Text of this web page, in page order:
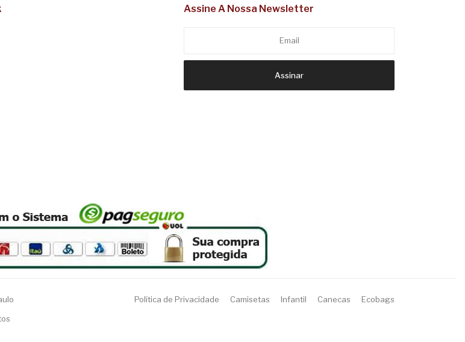
Assine A Nossa Newsletter
Assinar
Política de Privacidade Camisetas Infantil Canecas Ecobags